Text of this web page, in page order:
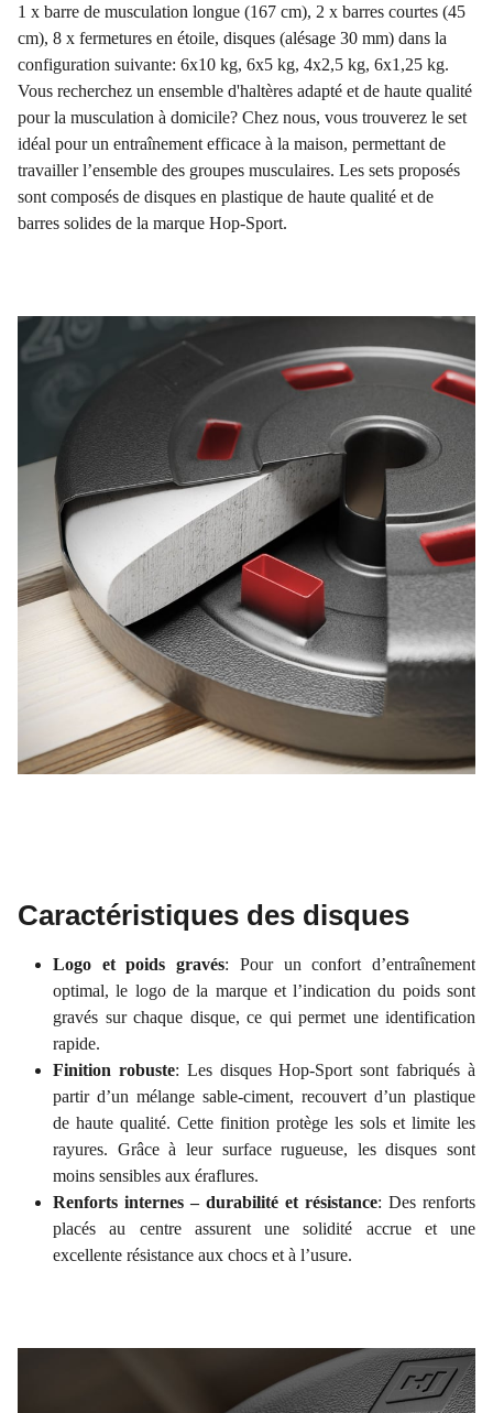
1 x barre de musculation longue (167 cm), 2 x barres courtes (45
cm), 8 x fermetures en étoile, disques (alésage 30 mm) dans la
configuration suivante: 6x10 kg, 6x5 kg, 4x2,5 kg, 6x1,25 kg.
Vous recherchez un ensemble d'haltères adapté et de haute qualité
pour la musculation à domicile? Chez nous, vous trouverez le set
idéal pour un entraînement efficace à la maison, permettant de
travailler l’ensemble des groupes musculaires. Les sets proposés
sont composés de disques en plastique de haute qualité et de
barres solides de la marque Hop-Sport.
Caractéristiques des disques
Logo et poids gravés: Pour un confort d’entraînement
optimal, le logo de la marque et l’indication du poids sont
gravés sur chaque disque, ce qui permet une identification
rapide.
Finition robuste: Les disques Hop-Sport sont fabriqués à
partir d’un mélange sable-ciment, recouvert d’un plastique
de haute qualité. Cette finition protège les sols et limite les
rayures. Grâce à leur surface rugueuse, les disques sont
moins sensibles aux éraflures.
Renforts internes – durabilité et résistance: Des renforts
placés au centre assurent une solidité accrue et une
excellente résistance aux chocs et à l’usure.